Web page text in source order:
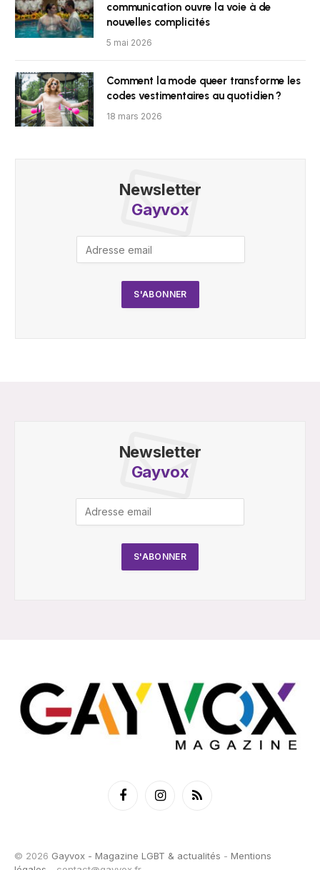
communication ouvre la voie à de
nouvelles complicités
5 mai 2026
Comment la mode queer transforme les
codes vestimentaires au quotidien ?
18 mars 2026
Newsletter
Gayvox
Newsletter
Gayvox
FacebookInstagramRSS
© 2026 Gayvox - Magazine LGBT & actualités - Mentions